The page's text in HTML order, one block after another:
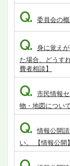
Q. 委員会の
Q. 身に覚え
た場合、どうす
費者相談】
Q. 市民情報
物・地図につい
Q. 情報公開
い。 【情報公開】